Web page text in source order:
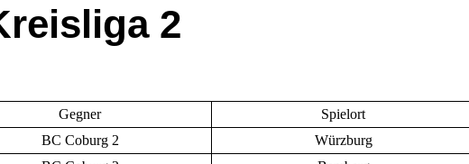
2
Gegner Spielort
BC Coburg 2 Würzburg